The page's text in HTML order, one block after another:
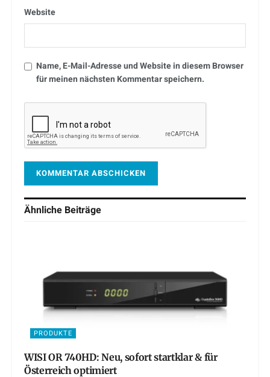
Website
Name, E-Mail-Adresse und Website in diesem Browser
für meinen nächsten Kommentar speichern.
Ähnliche Beiträge
PRODUKTE
WISI OR 740HD: Neu, sofort startklar & für
Österreich optimiert